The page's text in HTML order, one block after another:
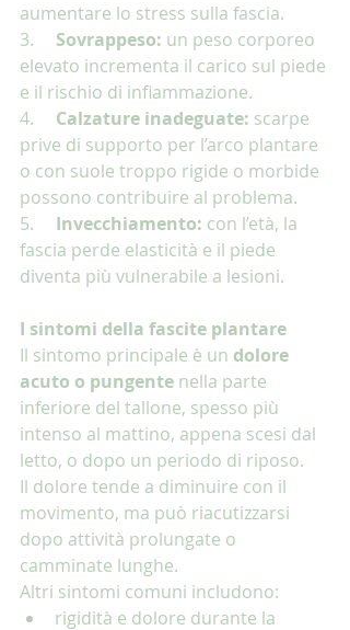
aumentare lo stress sulla fascia.
3. Sovrappeso: un peso corporeo
elevato incrementa il carico sul piede
e il rischio di infiammazione.
4. Calzature inadeguate: scarpe
prive di supporto per l’arco plantare
o con suole troppo rigide o morbide
possono contribuire al problema.
5. Invecchiamento: con l’età, la
fascia perde elasticità e il piede
diventa più vulnerabile a lesioni.
I sintomi della fascite plantare
Il sintomo principale è un dolore
acuto o pungente nella parte
inferiore del tallone, spesso più
intenso al mattino, appena scesi dal
letto, o dopo un periodo di riposo.
Il dolore tende a diminuire con il
movimento, ma può riacutizzarsi
dopo attività prolungate o
camminate lunghe.
Altri sintomi comuni includono:
rigidità e dolore durante la